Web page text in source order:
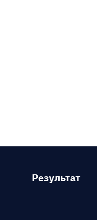
Результат